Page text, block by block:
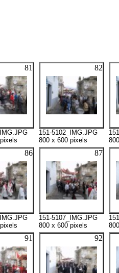
81 82
151-5102_IMG.JPG
800 x 600 pixels
86 87
151-5107_IMG.JPG
800 x 600 pixels
91 92